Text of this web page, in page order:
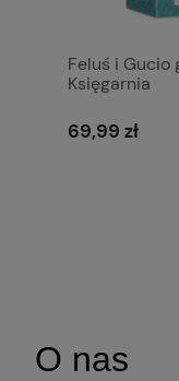
Feluś i Gucio
Księgarnia
69,99 zł
O nas